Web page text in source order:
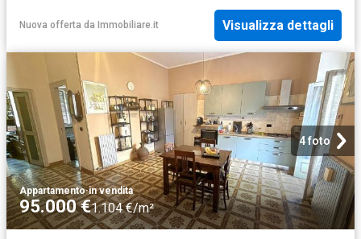
Nuova offerta da Immobiliare.it Visualizza dettagli
4 foto
Appartamento·in vendita
95.000 €1.104 €/m²